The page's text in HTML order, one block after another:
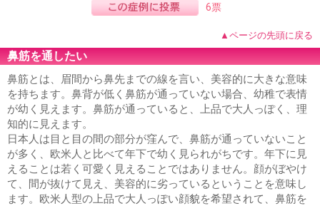
6票
▲ページの先頭に戻る
鼻筋を通したい
鼻筋とは、眉間から鼻先までの線を言い、美容的に大きな意味
を持ちます。鼻背が低く鼻筋が通っていない場合、幼稚で表情
が幼く見えます。鼻筋が通っていると、上品で大人っぽく、理
知的に見えます。
日本人は目と目の間の部分が窪んで、鼻筋が通っていないこと
が多く、欧米人と比べて年下で幼く見られがちです。年下に見
えることは若く可愛く見えることではありません。顔がぼやけ
て、間が抜けて見え、美容的に劣っているということを意味し
ます。欧米人型の上品で大人っぽい顔貌を希望されて、鼻筋を